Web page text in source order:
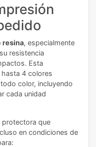
resina, especialmente
resistencia
Esta
4 colores
color, incluyendo
cada unidad
protectora que
en condiciones de